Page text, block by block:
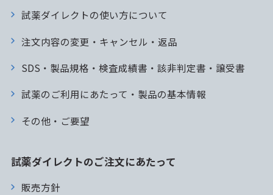
試薬ダイレクトの使い方について
注文内容の変更・キャンセル・返品
SDS・製品規格・検査成績書・該非判定書・譲受書
試薬のご利用にあたって・製品の基本情報
その他・ご要望
試薬ダイレクトのご注文にあたって
販売方針